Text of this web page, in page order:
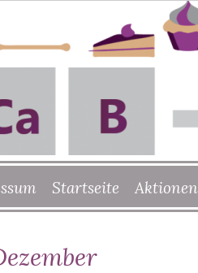
Startseite Aktionen